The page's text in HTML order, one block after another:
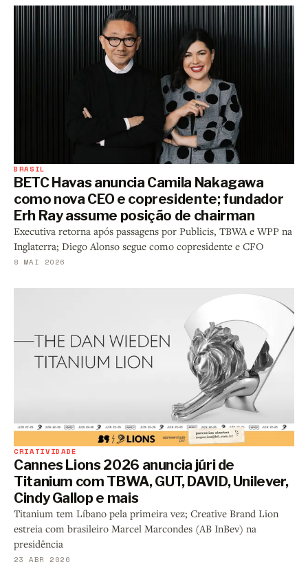
BRASIL
BETC Havas anuncia Camila Nakagawa
como nova CEO e copresidente; fundador
Erh Ray assume posição de chairman
Executiva retorna após passagens por Publicis, TBWA e WPP na
Inglaterra; Diego Alonso segue como copresidente e CFO
8 MAI 2026
CRIATIVIDADE
Cannes Lions 2026 anuncia júri de
Titanium com TBWA, GUT, DAVID, Unilever,
Cindy Gallop e mais
Titanium tem Líbano pela primeira vez; Creative Brand Lion
estreia com brasileiro Marcel Marcondes (AB InBev) na
presidência
23 ABR 2026